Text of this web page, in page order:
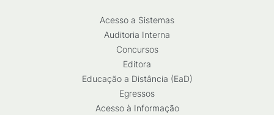
Acesso a Sistemas
Auditoria Interna
Concursos
Editora
Educação a Distância (EaD)
Egressos
Acesso à Informação